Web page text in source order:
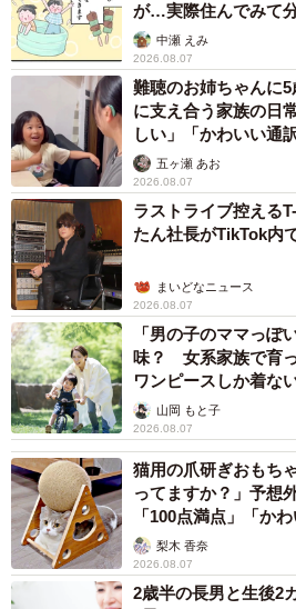
が…実際住んでみて
中瀬 えみ
2026.08.07
難聴のお姉ちゃんに
に支え合う家族の日
しい」「かわいい通
五ヶ瀬 あお
2026.08.07
ラストライブ控える
たん社長がTikTok内
まいどなニュース
2026.08.07
「男の子のママっぽ
味？ 女系家族で育
ワンピースしか着な
へんが…
山岡 もと子
2026.08.07
猫用の爪研ぎおもち
ってますか？」予想
「100点満点」「か
梨木 香奈
2026.08.07
2歳半の長男と生後